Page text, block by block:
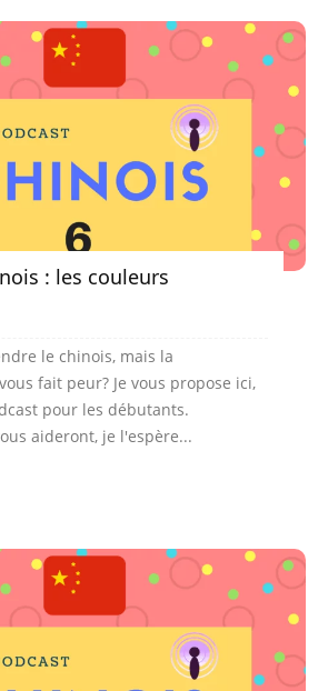
: les couleurs
le chinois, mais la
fait peur? Je vous propose ici,
pour les débutants.
aideront, je l'espère...